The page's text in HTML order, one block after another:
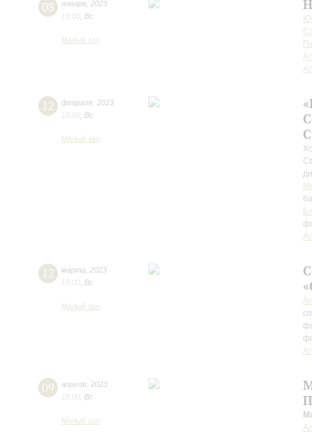
08 января 2023
15:00 Вс
Малый зал
12 февраля 2023
15:00 Вс
Малый зал
12 марта
2023
15:00 Вс
Малый зал
09 апреля 2023
15:00 Вс
Малый зал